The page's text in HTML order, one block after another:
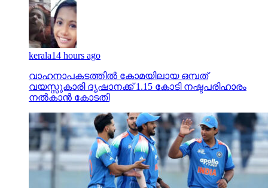
kerala14 hours ago
വാഹനാപകടത്തില്‍ കോമയിലായ ഒമ്പത്
വയസ്സുകാരി ദൃഷാനക്ക് 1.15 കോടി നഷ്ടപരിഹാരം
നല്‍കാന്‍ കോടതി